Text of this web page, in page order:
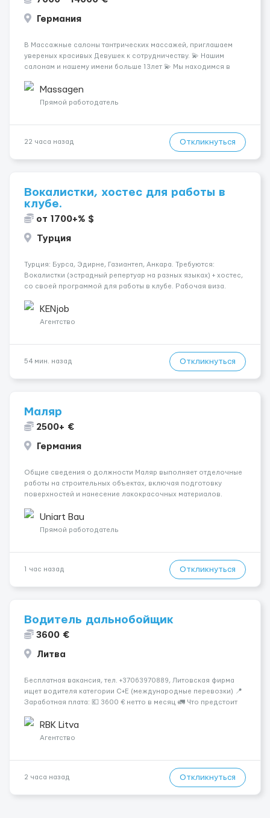
Германия
В Массажные салоны тантрических массажей, приглашаем
увереных красивых Девушек к сотрудничеству. 💫 Нашим
салонам и нашему имени больше 13лет 💫 Мы находимся в
заработная плата 💚Мы гарантируем Наличие работы. Поток 💝
incall / Out...
Massagen
Прямой работодатель
22 часа назад Откликнуться
Вокалистки, хостес для работы в
клубе.
от 1700+% $
Турция
Турция: Бурса, Эдирне, Газиантеп, Анкара. Требуются:
Вокалистки (эстрадный репертуар на разных языках) + хостеc,
со своей программой для работы в клубе. Рабочая виза.
одного до трех месяцев. Мед. страховка. Высокая зарплат...
KENjob
Агентство
54 мин. назад Откликнуться
Маляр
2500+ €
Германия
Общие сведения о должности Маляр выполняет отделочные
работы на строительных объектах, включая подготовку
поверхностей и нанесение лакокрасочных материалов.
профессионалов на месте, приглашения делаем только для
профессионалов с доказательным портф...
Uniart Bau
Прямой работодатель
1 час назад Откликнуться
Водитель дальнобойщик
3600 €
Литва
Бесплатная вакансия, тел. +37063970889, Литовская фирма
ищет водителя категории C+E (международные перевозки) 📍
Заработная плата: 💶 3600 € нетто в месяц 🚛 Что предстоит
рефрижераторах. В среднем 400–500 км в день. Погрузки и
разгрузки ...
RBK Litva
Агентство
2 часа назад Откликнуться